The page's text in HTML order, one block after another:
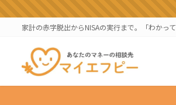
ン
ス
ビ
ン
家計の赤字脱出からNISAの実行まで。「わかっ